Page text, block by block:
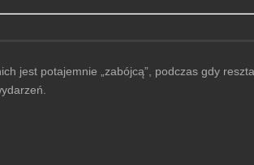
jest potajemnie „zabójcą”, podczas gdy reszta